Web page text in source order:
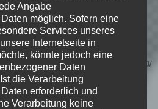
Spiel gefällt,
die Entwickler und
Spiel im Original!
store.steampowered.com/app/252610/
Angabe
möglich. Sofern eine
Services unseres
Internetseite in
könnte jedoch eine
Daten
die Verarbeitung
erforderlich und
Verarbeitung keine